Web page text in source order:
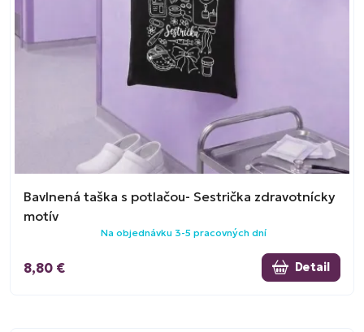
Bavlnená taška s potlačou- Sestrička zdravotnícky
motív
Na objednávku 3-5 pracovných dní
8,80 € Detail